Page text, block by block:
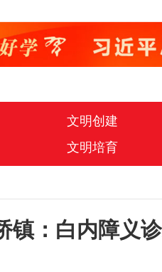
文明创建
文明培育
镇：白内障义